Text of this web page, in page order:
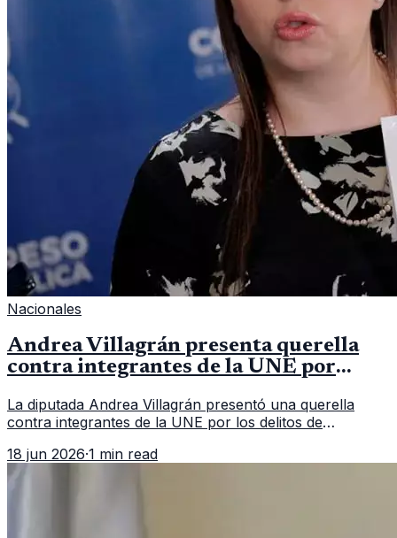
Nacionales
Andrea Villagrán presenta querella
contra integrantes de la UNE por
La diputada Andrea Villagrán presentó una querella
contra integrantes de la UNE por los delitos de
18 jun 2026·1 min read